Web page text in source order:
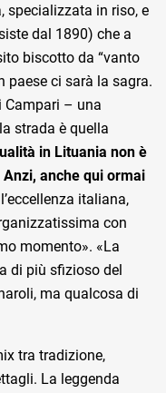
specializzata in riso, e
dal 1890) che a
biscotto da “vanto
paese ci sarà la sagra.
Campari – una
strada è quella
in Lituania non è
anche qui ormai
italiana,
con
momento». «La
di più sfizioso del
ma qualcosa di
tra tradizione,
La leggenda